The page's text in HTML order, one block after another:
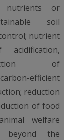
nutrients or
soil
nutrient
acidification,
of
efficient
reduction
of food
welfare
beyond the